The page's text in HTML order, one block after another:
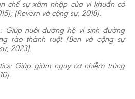
chế sự xâm nhập của vi khuẩn có
(Reverri và cộng sự, 2018).
Giúp nuôi dưỡng hệ vi sinh đường
rào thành ruột (Ben và cộng sự
2023).
Giúp giảm nguy cơ nhiễm trùng